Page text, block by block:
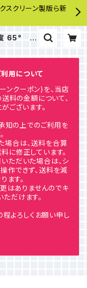
スクリーン製版ら新
65° 10
用について
ンクーポン)を、当店
料の金額について、
ございます。
知の上でのご利用を
場合は、送料を合算
に修正しています。
ただいた場合は、シ
作できず、送料を減
ます。
はありませんのでキ
だけます。
よろしくお願い申し